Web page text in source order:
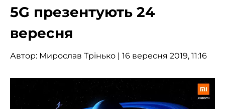
5G презентують 24
вересня
Автор: Мирослав Трінько | 16 вересня 2019, 11:16